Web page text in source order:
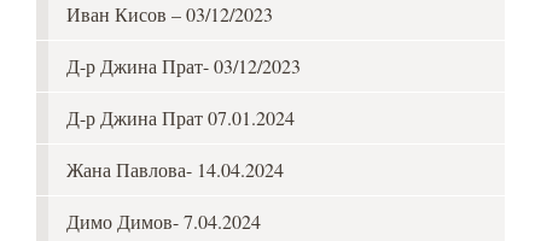
Иван Кисов – 03/12/2023
Д-р Джина Прат- 03/12/2023
Д-р Джина Прат 07.01.2024
Жана Павлова- 14.04.2024
Димо Димов- 7.04.2024